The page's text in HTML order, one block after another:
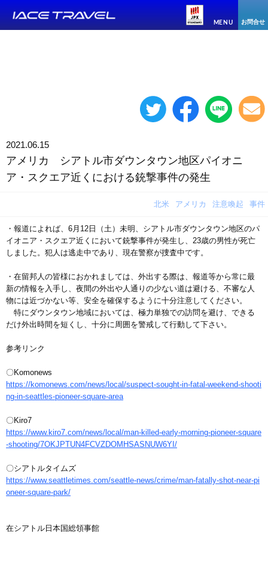
MENU お問合せ
2021.06.15
アメリカ シアトル市ダウンタウン地区パイオニ
ア・スクエア近くにおける銃撃事件の発生
北米 アメリカ 注意喚起 事件
・報道によれば、6月12日（土）未明、シアトル市ダウンタウン地区のパ
イオニア・スクエア近くにおいて銃撃事件が発生し、23歳の男性が死亡
しました。犯人は逃走中であり、現在警察が捜査中です。
・在留邦人の皆様におかれましては、外出する際は、報道等から常に最
新の情報を入手し、夜間の外出や人通りの少ない道は避ける、不審な人
物には近づかない等、安全を確保するように十分注意してください。
特にダウンタウン地域においては、極力単独での訪問を避け、できる
だけ外出時間を短くし、十分に周囲を警戒して行動して下さい。
参考リンク
〇Komonews
https://komonews.com/news/local/suspect-sought-in-fatal-weekend-shooti
ng-in-seattles-pioneer-square-area
〇Kiro7
https://www.kiro7.com/news/local/man-killed-early-morning-pioneer-square
-shooting/7OKJPTUN4FCVZDOMHSASNUW6YI/
〇シアトルタイムズ
https://www.seattletimes.com/seattle-news/crime/man-fatally-shot-near-pi
oneer-square-park/
在シアトル日本国総領事館